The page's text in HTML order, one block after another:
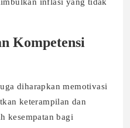
Kompetensi
diharapkan memotivasi
keterampilan dan
kesempatan bagi